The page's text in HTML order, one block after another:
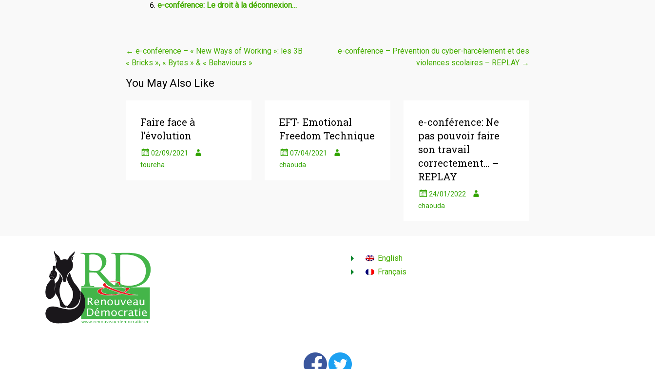
e-conférence: Le droit à la déconnexion…
Navigation
de
l'article
← e-conférence – « New Ways of Working »: les 3B
« Bricks », « Bytes » & « Behaviours »
e-conférence – Prévention du cyber-harcèlement et des
violences scolaires – REPLAY →
You May Also Like
Faire face à
l’évolution
02/09/2021
toureha
EFT- Emotional
Freedom Technique
07/04/2021
chaouda
e-conférence: Ne
pas pouvoir faire
son travail
correctement… –
REPLAY
24/01/2022
chaouda
English
Français